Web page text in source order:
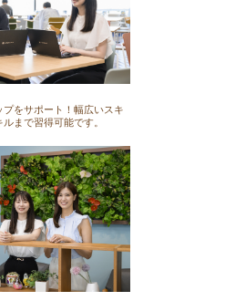
をサポート！幅広いスキ
まで習得可能です。